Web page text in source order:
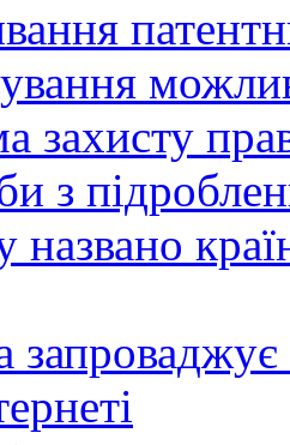
захисту
з
названо